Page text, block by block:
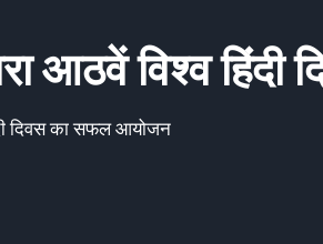
आठवें विश्व
दिवस का सफल आयोजन